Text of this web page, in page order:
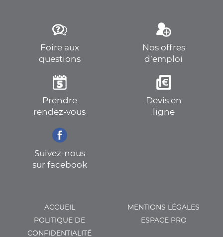
Foire aux
questions
Nos offres
d’emploi
Prendre
rendez-vous
Devis en
ligne
Suivez-nous
sur facebook
ACCUEIL
MENTIONS LÉGALES
POLITIQUE DE
CONFIDENTIALITÉ
ESPACE PRO